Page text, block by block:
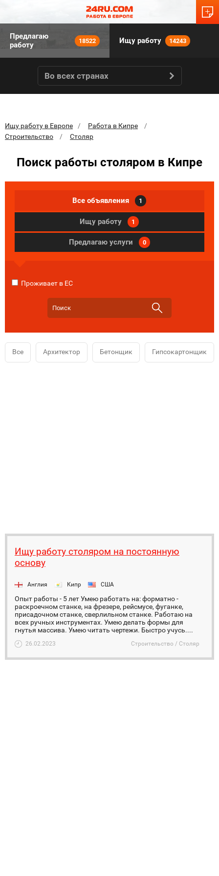
Предлагаю
работу
18522 Ищу работу 14243
Во всех странах
Ищу работу в Европе
Работа в Кипре
Строительство
Столяр
Поиск работы столяром в Кипре
Все объявления 1
Ищу работу 1
Предлагаю услуги 0
Проживает в ЕС
Все Архитектор Бетонщик Гипсокартонщик
Ищу работу столяром на постоянную
основу
Англия Кипр США
Опыт работы - 5 лет Умею работать на: форматно -
раскроечном станке, на фрезере, рейсмусе, фуганке,
присадочном станке, сверлильном станке. Работаю на
всех ручных инструментах. Умею делать формы для
гнутья массива. Умею читать чертежи. Быстро учусь....
26.02.2023 Строительство / Столяр